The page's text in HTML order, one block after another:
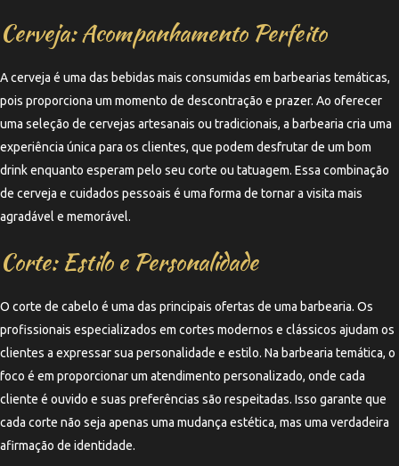
Cerveja: Acompanhamento Perfeito
A cerveja é uma das bebidas mais consumidas em barbearias temáticas,
pois proporciona um momento de descontração e prazer. Ao oferecer
uma seleção de cervejas artesanais ou tradicionais, a barbearia cria uma
experiência única para os clientes, que podem desfrutar de um bom
drink enquanto esperam pelo seu corte ou tatuagem. Essa combinação
de cerveja e cuidados pessoais é uma forma de tornar a visita mais
agradável e memorável.
Corte: Estilo e Personalidade
O corte de cabelo é uma das principais ofertas de uma barbearia. Os
profissionais especializados em cortes modernos e clássicos ajudam os
clientes a expressar sua personalidade e estilo. Na barbearia temática, o
foco é em proporcionar um atendimento personalizado, onde cada
cliente é ouvido e suas preferências são respeitadas. Isso garante que
cada corte não seja apenas uma mudança estética, mas uma verdadeira
afirmação de identidade.